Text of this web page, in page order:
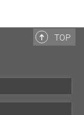
TOP